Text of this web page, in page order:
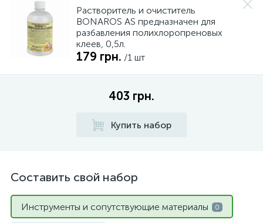
Растворитель и очиститель
BONAROS AS предназначен для
разбавления полихлоропреновых
клеев, 0,5л.
179 грн. /1 шт
403 грн.
Купить набор
Составить свой набор
Инструменты и сопутствующие материалы 0